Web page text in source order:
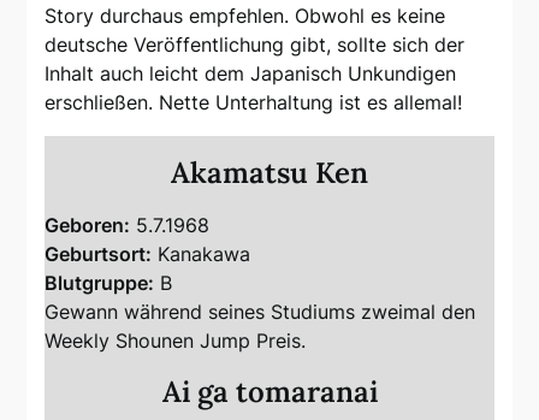
Story durchaus empfehlen. Obwohl es keine
deutsche Veröffentlichung gibt, sollte sich der
Inhalt auch leicht dem Japanisch Unkundigen
erschließen. Nette Unterhaltung ist es allemal!
Akamatsu Ken
Geboren: 5.7.1968
Geburtsort: Kanakawa
Blutgruppe: B
Gewann während seines Studiums zweimal den
Weekly Shounen Jump Preis.
Ai ga tomaranai